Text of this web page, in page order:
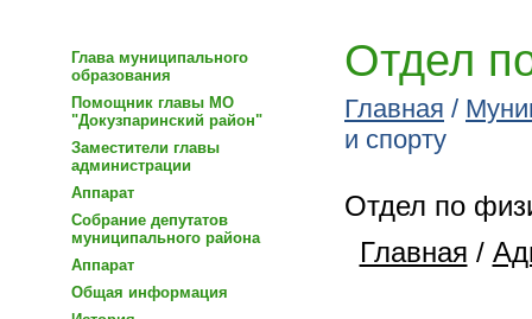
Глава муниципального
образования
Помощник главы МО
"Докузпаринский район"
Заместители главы
администрации
Аппарат
Собрание депутатов
муниципального района
Аппарат
Общая информация
Отдел
Главная /
и спорту
Отдел по
Главная /